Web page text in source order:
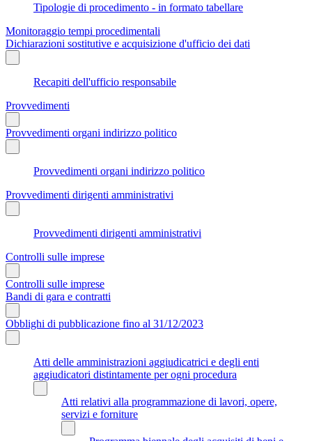
Tipologie di procedimento - in formato tabellare
Monitoraggio tempi procedimentali
Dichiarazioni sostitutive e acquisizione d'ufficio dei dati
Recapiti dell'ufficio responsabile
Provvedimenti
Provvedimenti organi indirizzo politico
Provvedimenti organi indirizzo politico
Provvedimenti dirigenti amministrativi
Provvedimenti dirigenti amministrativi
Controlli sulle imprese
Controlli sulle imprese
Bandi di gara e contratti
Obblighi di pubblicazione fino al 31/12/2023
Atti delle amministrazioni aggiudicatrici e degli enti
aggiudicatori distintamente per ogni procedura
Atti relativi alla programmazione di lavori, opere,
servizi e forniture